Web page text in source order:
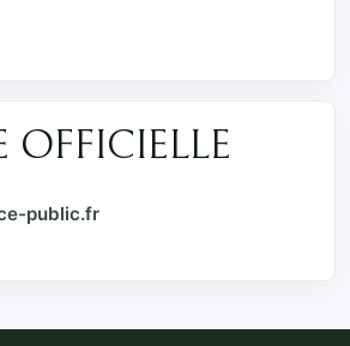
OFFICIELLE
public.fr